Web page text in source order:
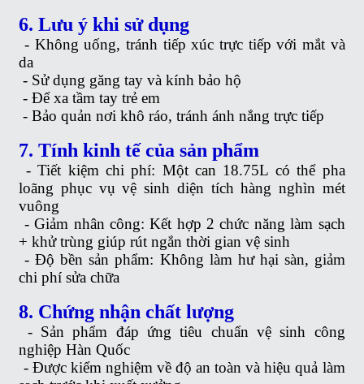
6. Lưu ý khi sử dụng
- Không uống, tránh tiếp xúc trực tiếp với mắt và
da
- Sử dụng găng tay và kính bảo hộ
-Để xa tầm tay trẻ em
-Bảo quản nơi khô ráo, tránh ánh nắng trực tiếp
7. Tính kinh tế của sản phẩm
-Tiết kiệm chi phí: Một can 18.75L có thể pha
loãng phục vụ vệ sinh diện tích hàng nghìn mét
vuông
-Giảm nhân công: Kết hợp 2 chức năng làm sạch
+ khử trùng giúp rút ngắn thời gian vệ sinh
-Độ bền sản phẩm: Không làm hư hại sàn, giảm
chi phí sửa chữa
8. Chứng nhận chất lượng
- Sản phẩm đáp ứng tiêu chuẩn vệ sinh công
nghiệp Hàn Quốc
- Được kiểm nghiệm về độ an toàn và hiệu quả làm